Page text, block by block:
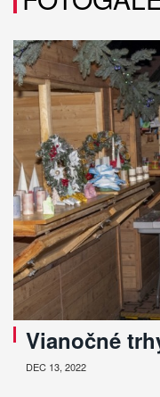
Vianočné
DEC 13, 2022